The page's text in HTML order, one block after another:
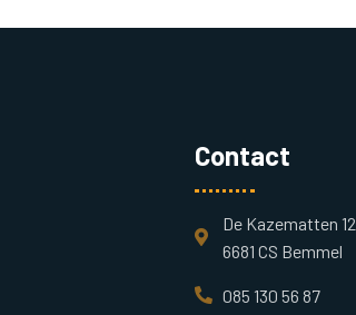
Contact
De Kazematten 12
6681 CS Bemmel
085 130 56 87